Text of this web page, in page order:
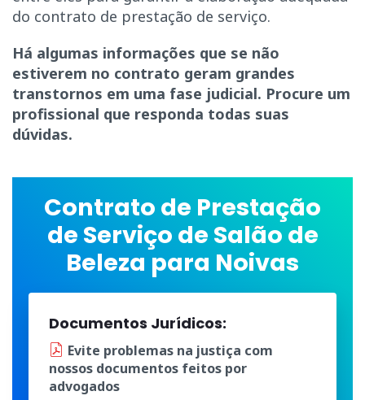
do contrato de prestação de serviço.
Há algumas informações que se não
estiverem no contrato geram grandes
transtornos em uma fase judicial. Procure um
profissional que responda todas suas
dúvidas.
Contrato de Prestação
de Serviço de Salão de
Beleza para Noivas
Documentos Jurídicos:
Evite problemas na justiça com
nossos documentos feitos por
advogados